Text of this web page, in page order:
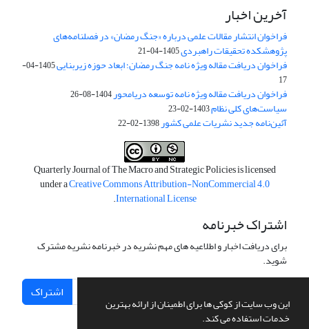
این وب سایت از کوکی ها برای اطمینان از ارائه بهترین
خدمات استفاده می کند.
آخرین اخبار
فراخوان انتشار مقالات علمی درباره «جنگ رمضان» در فصلنامه‌های
پژوهشکده تحقیقات راهبردی1405-04-21
فراخوان دریافت مقاله ویژه نامه جنگ رمضان؛ ابعاد حوزه زیربنایی
1405-04-
17
فراخوان دریافت مقاله ویژه نامه توسعه دریامحور1404-08-26
سیاست‌های کلی نظام1403-02-23
آئین‌نامه جدید نشریات علمی کشور1398-02-22
Quarterly Journal of The Macro and Strategic Policies is licensed
under aCreative Commons Attribution-NonCommercial 4.0
International License
.
اشتراک خبرنامه
برای دریافت اخبار و اطلاعیه های مهم نشریه در خبرنامه نشریه مشترک
شوید.
اشتراک